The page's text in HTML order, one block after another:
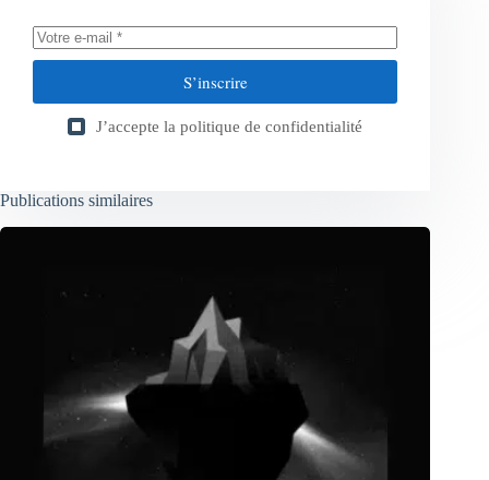
S’inscrire
J’accepte la politique de confidentialité
Publications similaires